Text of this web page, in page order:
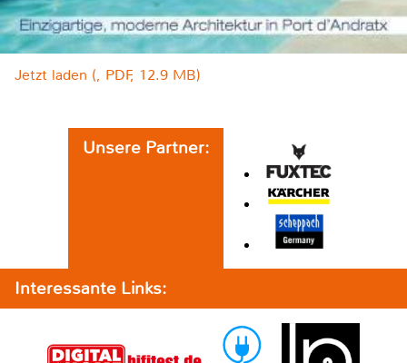
Jetzt laden (, PDF, 12.9 MB)
Unsere Partner:
Interessante Links: